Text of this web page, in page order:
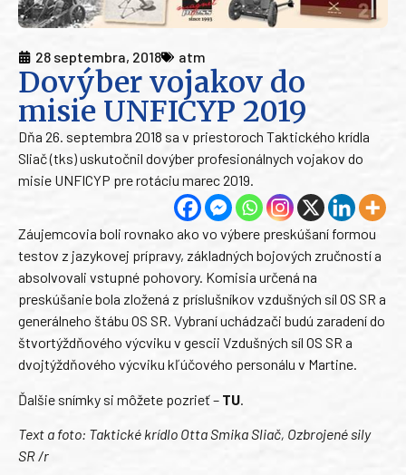
28 septembra, 2018 atm
Dovýber vojakov do
misie UNFICYP 2019
Dňa 26. septembra 2018 sa v priestoroch Taktického krídla
Sliač (tks) uskutočnil dovýber profesionálnych vojakov do
misie UNFICYP pre rotáciu marec 2019.
Záujemcovia boli rovnako ako vo výbere preskúšaní formou
testov z jazykovej prípravy, základných bojových zručností a
absolvovali vstupné pohovory. Komisia určená na
preskúšanie bola zložená z príslušníkov vzdušných síl OS SR a
generálneho štábu OS SR. Vybraní uchádzači budú zaradení do
štvortýždňového výcviku v gescii Vzdušných síl OS SR a
dvojtýždňového výcviku kľúčového personálu v Martine.
Ďalšie snímky si môžete pozrieť – TU
Text a foto: Taktické krídlo Otta Smika Sliač, Ozbrojené sily
SR /r